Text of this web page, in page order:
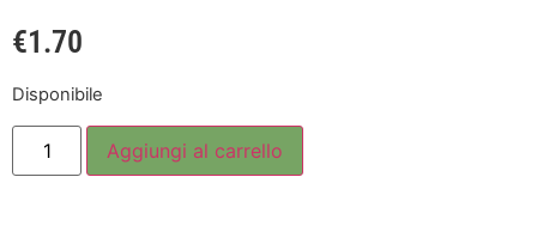
€1.70
Disponibile
Aggiungi al carrello